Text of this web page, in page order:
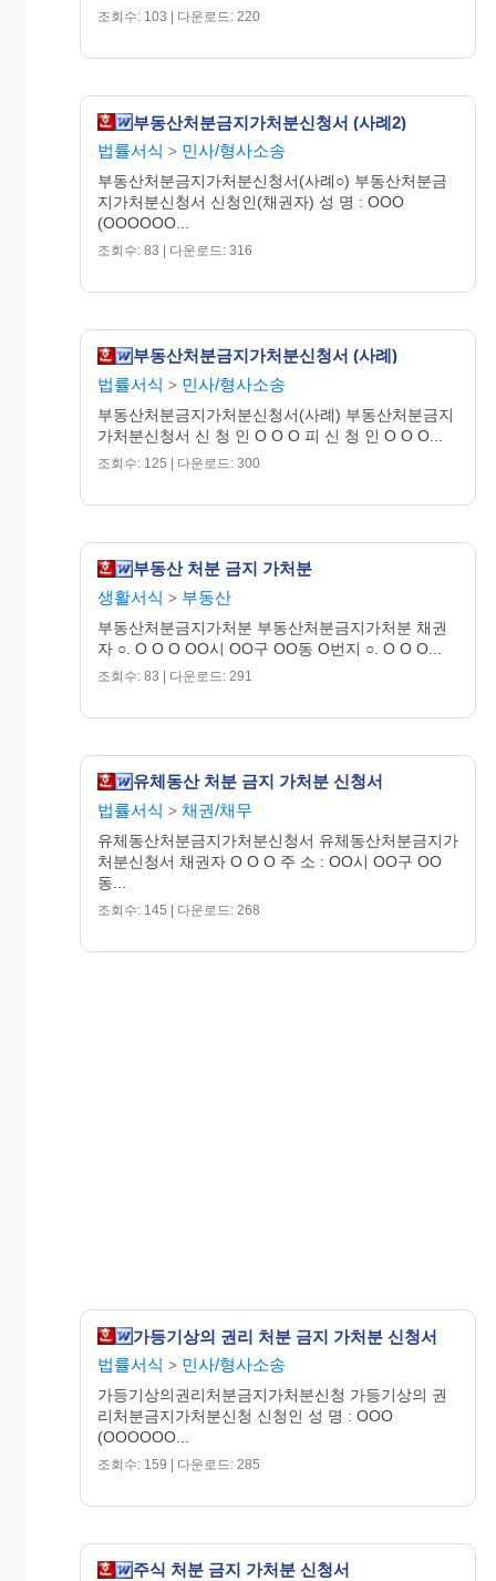
지방법원 귀중
조회수: 103 | 다운로드: 220
부동산처분금지가처분신청서 (사례2)
법률서식 > 민사/형사소송
부동산처분금지가처분신청서(사례○) 부동산처분금
지가처분신청서 신청인(채권자) 성 명 : OOO
(OOOOOO...
조회수: 83 | 다운로드: 316
부동산처분금지가처분신청서 (사례)
법률서식 > 민사/형사소송
부동산처분금지가처분신청서(사례) 부동산처분금지
가처분신청서 신 청 인 O O O 피 신 청 인 O O O...
조회수: 125 | 다운로드: 300
부동산 처분 금지 가처분
생활서식 > 부동산
부동산처분금지가처분 부동산처분금지가처분 채권
자 ○. O O O OO시 OO구 OO동 O번지 ○. O O O...
조회수: 83 | 다운로드: 291
유체동산 처분 금지 가처분 신청서
법률서식 > 채권/채무
유체동산처분금지가처분신청서 유체동산처분금지가
처분신청서 채권자 O O O 주 소 : OO시 OO구 OO
동...
조회수: 145 | 다운로드: 268
가등기상의 권리 처분 금지 가처분 신청서
법률서식 > 민사/형사소송
가등기상의권리처분금지가처분신청 가등기상의 권
리처분금지가처분신청 신청인 성 명 : OOO
(OOOOOO...
조회수: 159 | 다운로드: 285
주식 처분 금지 가처분 신청서